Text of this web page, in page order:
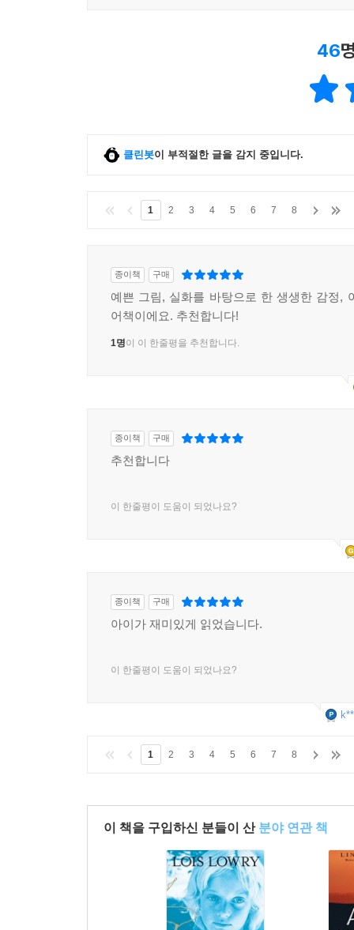
46
클린봇이 부적절한 글을 감지 중입니다.
1 2 3 4 5 6 7 8
종이책 구매
예쁜 그림, 실화를 바탕으로 한 생생한 감정,
어책이에요. 추천합니다!
1명이 이 한줄평을 추천합니다.
종이책 구매
추천합니다
이 한줄평이 도움이 되었나요?
종이책 구매
아이가 재미있게 읽었습니다.
이 한줄평이 도움이 되었나요?
1 2 3 4 5 6 7 8
이 책을 구입하신 분들이 산 분야 연관 책